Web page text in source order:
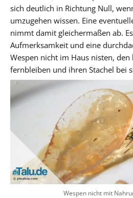
sich deutlich in Richtung Null,
umzugehen wissen. Eine
nimmt damit gleichermaßen ab.
Aufmerksamkeit und eine
Wespen nicht im Haus nisten,
fernbleiben und ihren Stachel bei
Wespen nicht mit